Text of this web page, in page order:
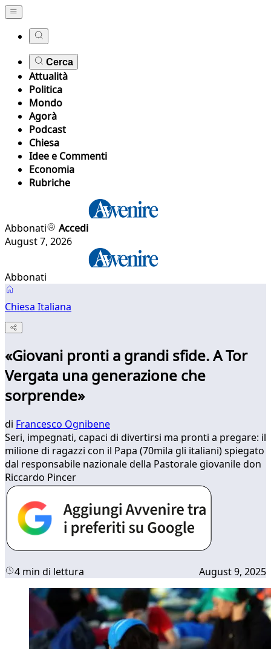
Cerca
Attualità
Politica
Mondo
Agorà
Podcast
Chiesa
Idee e Commenti
Economia
Rubriche
Abbonati
Accedi
August 7, 2026
Abbonati
Chiesa Italiana
«Giovani pronti a grandi sfide. A Tor
Vergata una generazione che
sorprende»
di Francesco Ognibene
Seri, impegnati, capaci di divertirsi ma pronti a pregare: il
milione di ragazzi con il Papa (70mila gli italiani) spiegato
dal responsabile nazionale della Pastorale giovanile don
Riccardo Pincer
4 min di lettura August 9, 2025